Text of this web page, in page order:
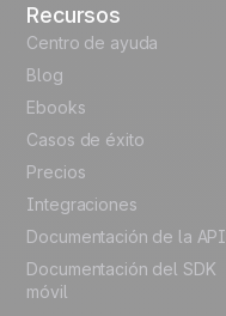
Recursos
Centro de ayuda
Blog
Ebooks
Casos de éxito
Precios
Integraciones
Documentación de la API
Documentación del SDK
móvil